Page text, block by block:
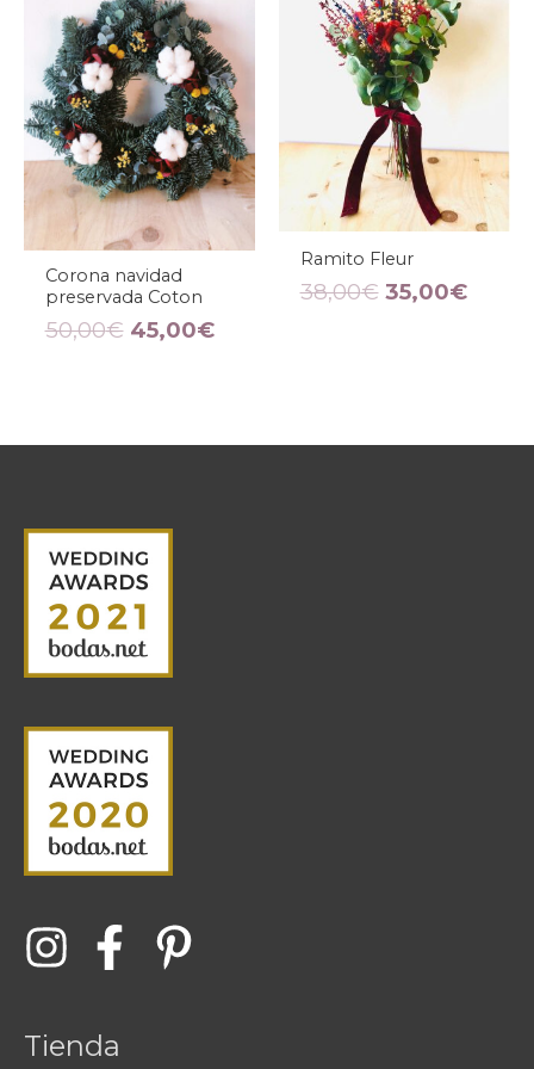
Corona navidad
preservada Coton
50,00€
original
era:
50,00€.
45,00€
actual
es:
45,00€.
Ramito Fleur
38,00€
original
era:
38,00€.
35,00€
actual
Tienda